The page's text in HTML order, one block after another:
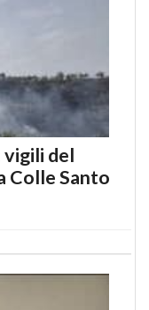
vigili del
Colle Santo